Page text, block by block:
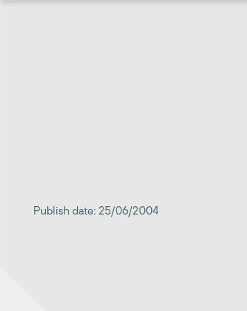
Publish date: 25/06/2004